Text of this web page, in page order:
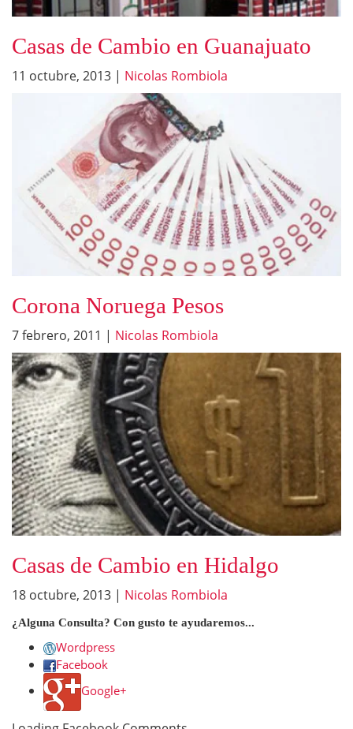
Casas de Cambio en Guanajuato
11 octubre, 2013 | Nicolas Rombiola
Corona Noruega Pesos
7 febrero, 2011 | Nicolas Rombiola
Casas de Cambio en Hidalgo
18 octubre, 2013 | Nicolas Rombiola
¿Alguna Consulta? Con gusto te ayudaremos...
Wordpress
Facebook
Google+